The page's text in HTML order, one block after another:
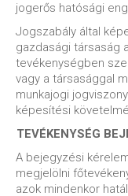
jogerős hatósági
Jogszabály által
gazdasági társaság
tevékenységben
vagy a társasággal
munkajogi
képesítési
TEVÉKENYSÉG
A bejegyzési
megjelölni
azok mindenkor